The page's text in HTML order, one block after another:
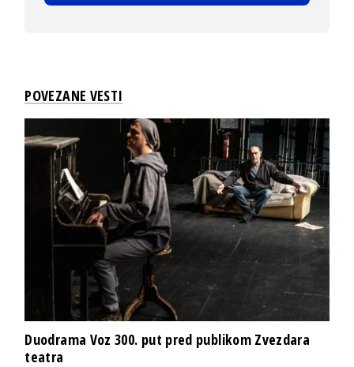
POVEZANE VESTI
Duodrama Voz 300. put pred publikom Zvezdara
teatra